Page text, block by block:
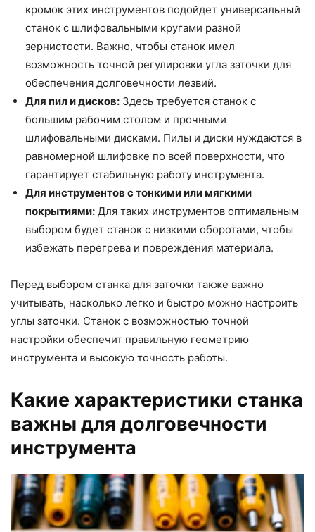
кромок этих инструментов подойдет универсальный
станок с шлифовальными кругами разной
зернистости. Важно, чтобы станок имел
возможность точной регулировки угла заточки для
обеспечения долговечности лезвий.
Для пил и дисков: Здесь требуется станок с
большим рабочим столом и прочными
шлифовальными дисками. Пилы и диски нуждаются в
равномерной шлифовке по всей поверхности, что
гарантирует стабильную работу инструмента.
Для инструментов с тонкими или мягкими
покрытиями: Для таких инструментов оптимальным
выбором будет станок с низкими оборотами, чтобы
избежать перегрева и повреждения материала.
Перед выбором станка для заточки также важно
учитывать, насколько легко и быстро можно настроить
углы заточки. Станок с возможностью точной
настройки обеспечит правильную геометрию
инструмента и высокую точность работы.
Какие характеристики станка
важны для долговечности
инструмента